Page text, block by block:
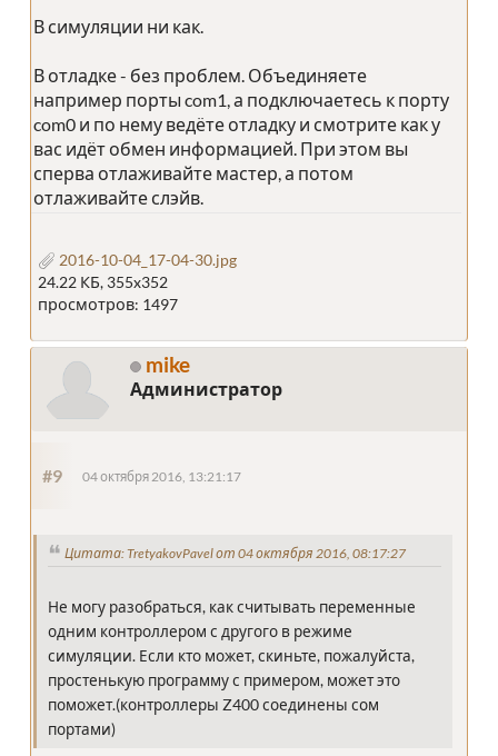
В симуляции ни как.
В отладке - без проблем. Объединяете
например порты com1, а подключаетесь к порту
com0 и по нему ведёте отладку и смотрите как у
вас идёт обмен информацией. При этом вы
сперва отлаживайте мастер, а потом
отлаживайте слэйв.
2016-10-04_17-04-30.jpg
24.22 КБ, 355x352
просмотров: 1497
mike
Администратор
#9 04 октября 2016, 13:21:17
Цитата: TretyakovPavel от 04 октября 2016, 08:17:27
Не могу разобраться, как считывать переменные
одним контроллером с другого в режиме
симуляции. Если кто может, скиньте, пожалуйста,
простенькую программу с примером, может это
поможет.(контроллеры Z400 соединены сом
портами)